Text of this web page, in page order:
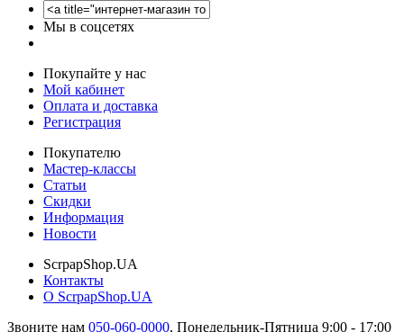
Мы в соцсетях
Покупайте у нас
Мой кабинет
Оплата и доставка
Регистрация
Покупателю
Мастер-классы
Статьи
Скидки
Информация
Новости
ScrpapShop.UA
Контакты
О ScrpapShop.UA
Звоните нам 050-060-0000, Понедельник-Пятница 9:00 - 17:00